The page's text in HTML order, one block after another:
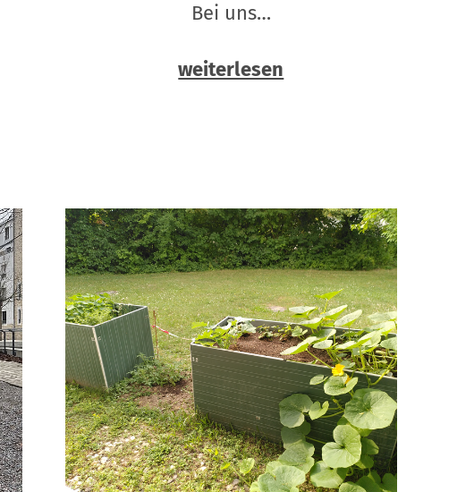
Bei uns…
weiterlesen